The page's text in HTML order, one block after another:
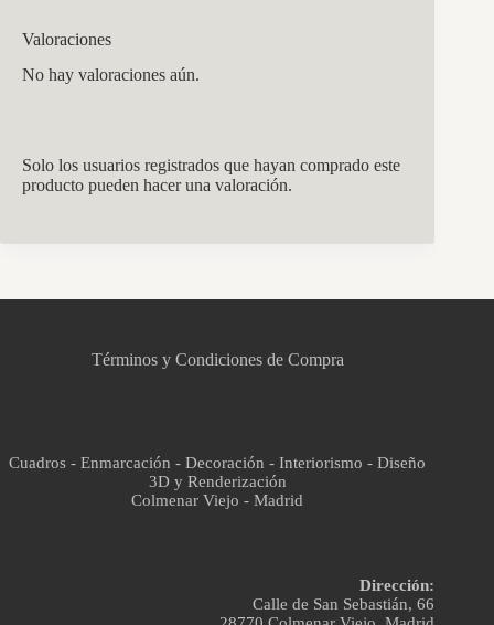
Valoraciones
No hay valoraciones aún.
Solo los usuarios registrados que hayan comprado este
producto pueden hacer una valoración.
Términos y Condiciones de Compra
Cuadros - Enmarcación - Decoración - Interiorismo - Diseño
3D y Renderización
Colmenar Viejo - Madrid
Dirección:
Calle de San Sebastián, 66
Asistente virtual · En línea